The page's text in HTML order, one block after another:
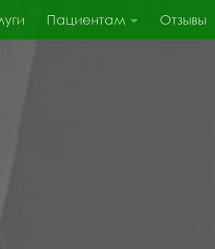
Пациентам Отзывы